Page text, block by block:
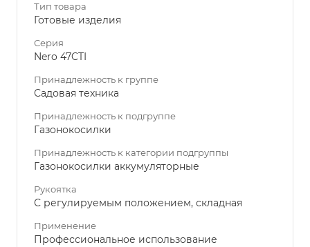
Тип товара
Готовые изделия
Серия
Nero 47CTI
Принадлежность к группе
Садовая техника
Принадлежность к подгруппе
Газонокосилки
Принадлежность к категории подгруппы
Газонокосилки аккумуляторные
Рукоятка
С регулируемым положением, складная
Применение
Профессиональное использование